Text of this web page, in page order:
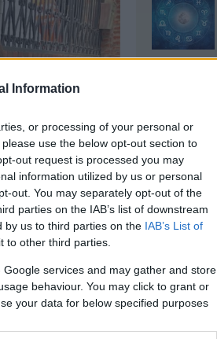
Information
or processing of your personal or
use the below opt-out section to
out request is processed you may
information utilized by us or personal
out. You may separately opt-out of the
parties on the IAB’s list of downstream
by us to third parties on the IAB’s List of
to other third parties.
services and may gather and store
behaviour. You may click to grant or
your data for below specified purposes